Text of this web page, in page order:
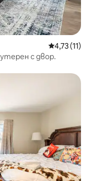
Средна
4,73 (11)
с двор.